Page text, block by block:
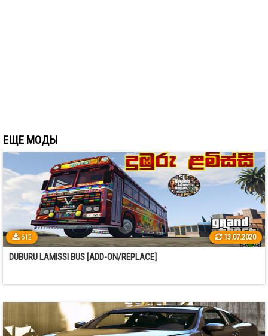
ЕЩЕ МОДЫ
612 13.07.2020
DUBURU LAMISSI BUS [ADD-ON/REPLACE]